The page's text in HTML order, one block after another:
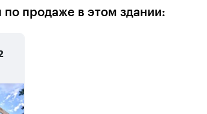
по продаже в этом здании: